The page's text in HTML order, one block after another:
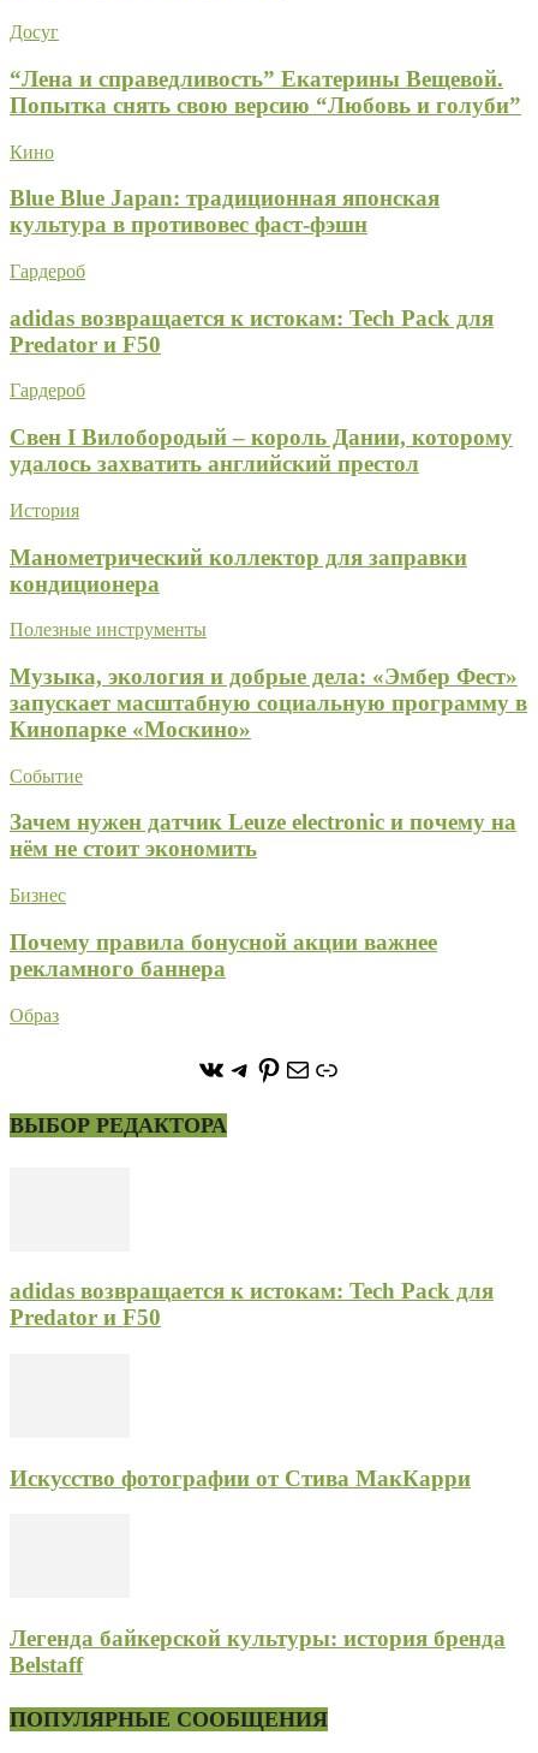
Досуг
“Лена и справедливость” Екатерины Вещевой.
Попытка снять свою версию “Любовь и голуби”
Кино
Blue Blue Japan: традиционная японская
культура в противовес фаст-фэшн
Гардероб
adidas возвращается к истокам: Tech Pack для
Predator и F50
Гардероб
Свен I Вилобородый – король Дании, которому
удалось захватить английский престол
История
Манометрический коллектор для заправки
кондиционера
Полезные инструменты
Музыка, экология и добрые дела: «Эмбер Фест»
запускает масштабную социальную программу в
Кинопарке «Москино»
Событие
Зачем нужен датчик Leuze electronic и почему на
нём не стоит экономить
Бизнес
Почему правила бонусной акции важнее
рекламного баннера
Образ
https://vk.com/
https://t.me/stoneforest
https://
ПочтаСсылка
ВЫБОР РЕДАКТОРА
adidas возвращается к истокам: Tech Pack для
Predator и F50
Искусство фотографии от Стива МакКарри
Легенда байкерской культуры: история бренда
Belstaff
ПОПУЛЯРНЫЕ СООБЩЕНИЯ